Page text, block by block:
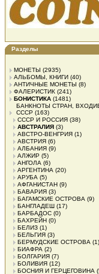
Разделы
МОНЕТЫ (2935)
АЛЬБОМЫ, КНИГИ (40)
АНТИЧНЫЕ МОНЕТЫ (8)
ФАЛЕРИСТИК (241)
БОНИСТИКА (1481)
БАНКНОТЫ СТРАН,
СССР (163)
СССР И РОССИЯ (38)
АВСТРАЛИЯ (3)
АВСТРО-ВЕНГРИЯ (1)
АВСТРИЯ (6)
АЛБАНИЯ (9)
АЛЖИР (5)
АНГОЛА (6)
АРГЕНТИНА (20)
АРУБА (5)
АФГАНИСТАН (9)
БАВАРИЯ (3)
БАГАМСКИЕ ОСТРОВА (9)
БАНГЛАДЕШ (17)
БАРБАДОС (0)
БАХРЕЙН (0)
БЕЛИЗ (1)
БЕЛЬГИЯ (3)
БЕРМУДСКИЕ ОСТРОВА (1)
БИАФРА (2)
БОЛГАРИЯ (7)
БОЛИВИЯ (12)
БОСНИЯ И ГЕРЦЕГОВИНА